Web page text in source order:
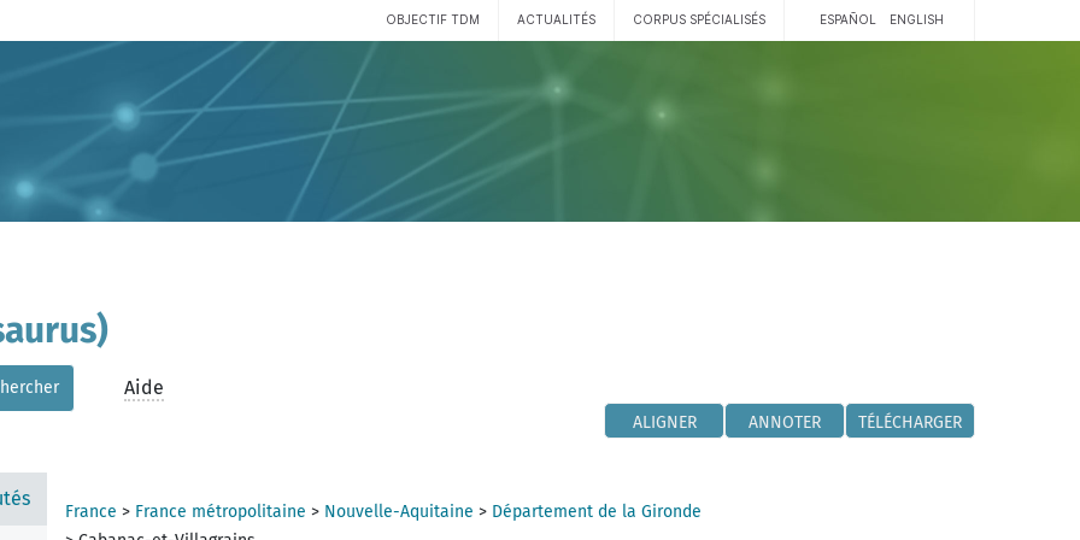
OBJECTIF TDM ACTUALITÉS CORPUS SPÉCIALISÉS ESPAÑOL ENGLISH
Aide
ALIGNER ANNOTER TÉLÉCHARGER
France > France métropolitaine > Nouvelle-Aquitaine > Département de la Gironde